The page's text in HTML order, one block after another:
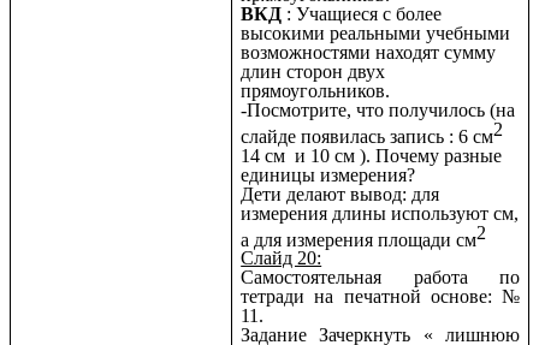
ВКД : Учащиеся с более
высокими реальными учебными
возможностями находят сумму
длин сторон двух
прямоугольников.
-Посмотрите, что получилось (на
слайде появилась запись : 6 см2
14 см и 10 см ). Почему разные
единицы измерения?
Дети делают вывод: для
измерения длины используют см,
а для измерения площади см2
Слайд 20:
Самостоятельная работа по
тетради на печатной основе: №
11.
Задание Зачеркнуть « лишнюю